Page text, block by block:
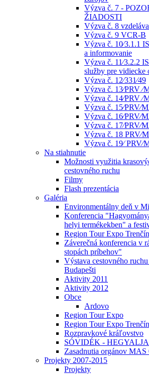
Výzva č. 7 -
ŽIADOSTI
Výzva č. 8
Výzva č. 9 VCR-B
Výzva č. 10⁄3.1.1
a informovanie
Výzva č. 11⁄3.2.2
služby pre vidiecke
Výzva č. 12⁄331⁄49
Výzva č. 13⁄PRV
Výzva č. 14⁄PRV
Výzva č.
Výzva č.
Výzva č.
Výzva č. 18
Výzva č. 19⁄
Na stiahnutie
Možnosti využitia
cestovného ruchu
Filmy
Flash prezentácia
Galéria
Environmentálny deň v
Konferencia
helyi termékekben" a
Region Tour Expo
Záverečná konferencia v
stopách príbehov"
Výstava cestovného
Budapešti
Aktivity 2011
Aktivity 2012
Obce
Ardovo
Region Tour Expo
Region Tour Expo
Rozpravkové kráľovstvo
SÓVIDÉK -
Zasadnutia orgánov
Projekty 2007-2015
Projekty